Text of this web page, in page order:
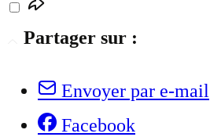
Partager sur :
Envoyer par e-mail
Facebook